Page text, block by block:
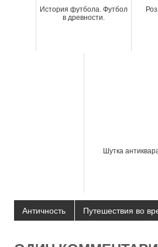
История футбола. Футбол
в древности.
Шутка
Античность Путешествия во